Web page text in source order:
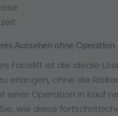
Aussehen ohne Operation
Facelift ist die ideale
erlangen, ohne die
einer Operation in Kauf
wie diese